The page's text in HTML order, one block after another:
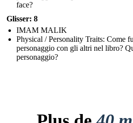
face?
Glisser: 8
IMAM MALIK
Physical / Personality Traits: Come
personaggio con gli altri nel libro?
personaggio?